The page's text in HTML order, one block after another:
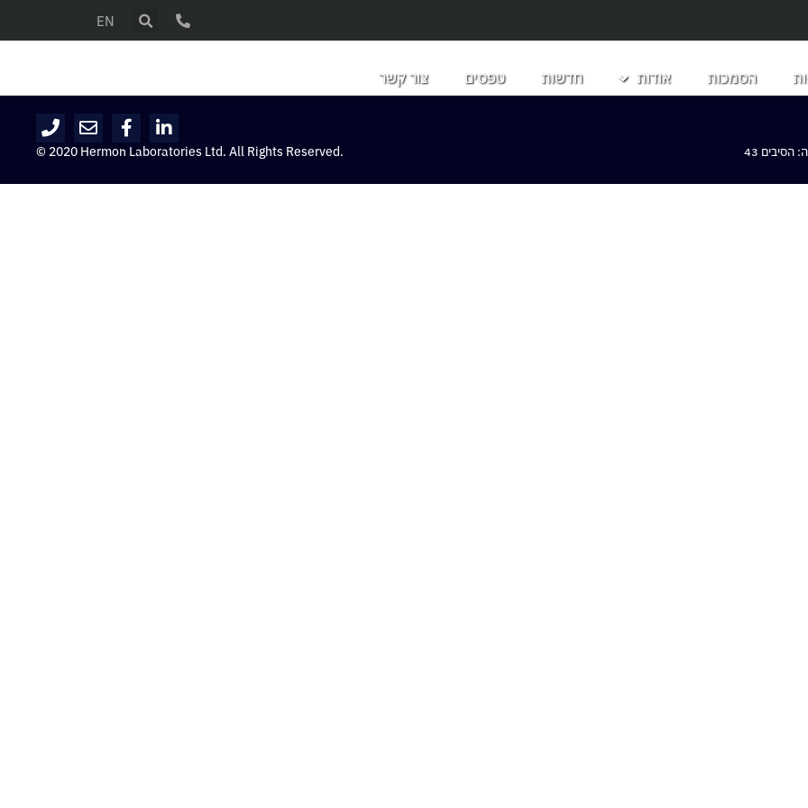
EN
הסמכות אודות חדשות טפסים צור קשר
43
© 2020 Hermon Laboratories Ltd. All Rights Reserved.